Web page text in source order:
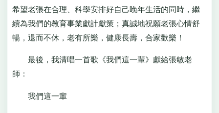
希望老張在合理、科學安排好自己晚年生活的同時，繼
續為我們的教育事業獻計獻策；真誠地祝願老張心情舒
暢，退而不休，老有所樂，健康長壽，合家歡樂！
最後，我清唱一首歌《我們這一輩》獻給張敏老
師：
我們這一輩